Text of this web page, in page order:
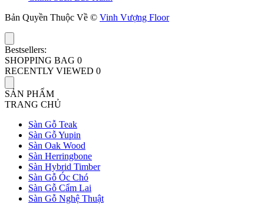
Bản Quyền Thuộc Về © Vinh Vượng Floor
Bestsellers:
SHOPPING BAG 0
RECENTLY VIEWED 0
SẢN PHẨM
TRANG CHỦ
Sàn Gỗ Teak
Sàn Gỗ Yupin
Sàn Oak Wood
Sàn Herringbone
Sàn Hybrid Timber
Sàn Gỗ Óc Chó
Sàn Gỗ Cẩm Lai
Sàn Gỗ Nghệ Thuật